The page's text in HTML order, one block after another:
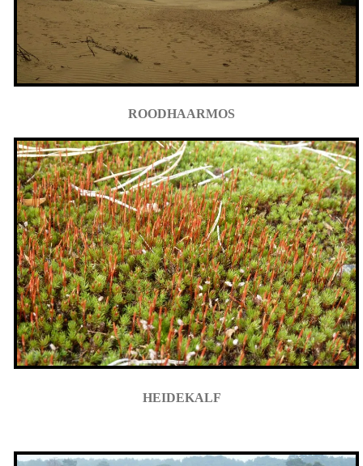
ROODHAARMOS
HEIDEKALF